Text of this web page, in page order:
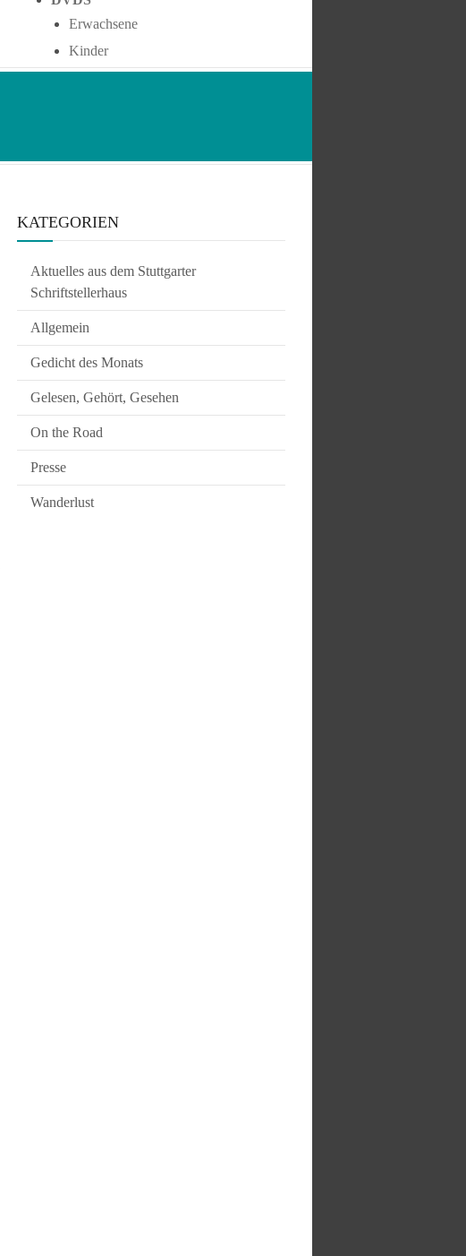
Erwachsene
Kinder
KATEGORIEN
Aktuelles aus dem Stuttgarter
Schriftstellerhaus
Allgemein
Gedicht des Monats
Gelesen, Gehört, Gesehen
On the Road
Presse
Wanderlust